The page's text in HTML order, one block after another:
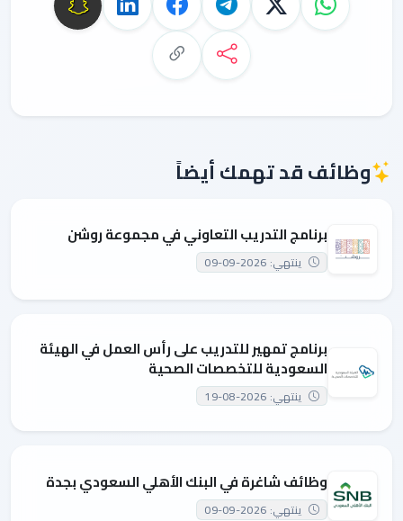
وظائف قد تهمك أيضاً
برنامج التدريب التعاوني في مجموعة روشن
ينتهي: 2026-09-09
برنامج تمهير للتدريب على رأس العمل في الهيئة
السعودية للتخصصات الصحية
ينتهي: 2026-08-19
وظائف شاغرة في البنك الأهلي السعودي بجدة
ينتهي: 2026-09-09